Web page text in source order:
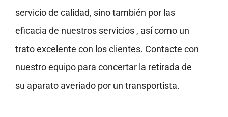
servicio de calidad, sino también por las
eficacia de nuestros servicios , así como un
trato excelente con los clientes. Contacte con
nuestro equipo para concertar la retirada de
su aparato averiado por un transportista.